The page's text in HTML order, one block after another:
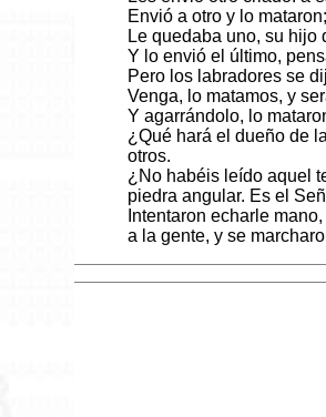
Envió a otro y lo
Le quedaba uno, su hijo
Y lo envió el último,
Pero los labradores se
Venga, lo matamos, y
Y agarrándolo, lo
¿Qué hará el dueño de
otros.
¿No habéis leído aquel
piedra angular. Es el
Intentaron echarle
a la gente, y se